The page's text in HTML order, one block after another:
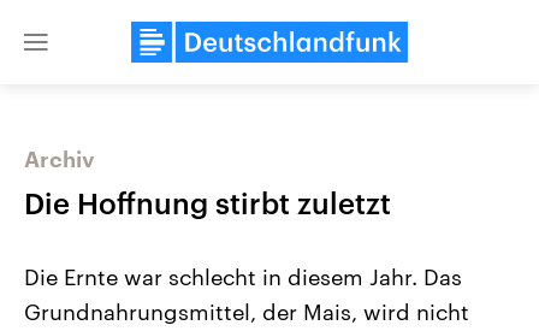
Close
Archiv
Die Hoffnung stirbt zuletzt
Die Ernte war schlecht in diesem Jahr. Das
Grundnahrungsmittel, der Mais, wird nicht